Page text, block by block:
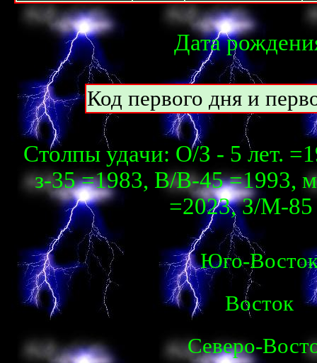
Дата
Код первого дня и
Столпы удачи: О/З - 5 лет.
з-35 =1983, В/В-45 =1993,
=2023, З/М-85
Юго-
Восток
Северо-